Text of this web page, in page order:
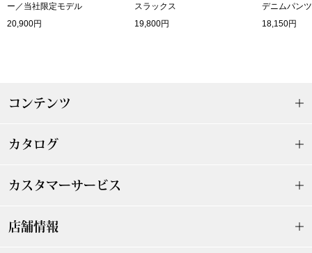
Tシャツ／カッ
シャツ／ブラ
タンクトップ
ー／当社限定モデル
20,900円
スラックス
19,800円
デニムパンツ
18,150円
コンテンツ
カタログ
カスタマーサービス
店舗情報